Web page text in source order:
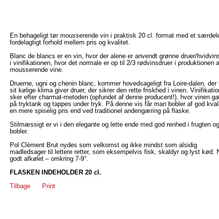
En behageligt tør mousserende vin i praktisk 20 cl. format med et
fordelagtigt forhold mellem pris og kvalitet.
Blanc de blancs er en vin, hvor der alene er anvendt grønne druer/
i vinifikationen, hvor det normale er op til 2/3 rødvinsdruer i produktionen
mousserende vine.
Druerne, ugni og chenin blanc, kommer hovedsageligt fra Loire-dalen, der
sit kølige klima giver druer, der sikrer den rette friskhed i vinen.
sker efter charmat-metoden (opfundet af denne producent!), hvor vinen
på tryktank og tappes under tryk. På denne vis får man bobler af god
en mere spiselig pris end ved traditionel andengæring på flaske.
Stilmæssigt er vi i den elegante og lette ende med god renhed i frugten
bobler.
Pol Clément Brut nydes som velkomst og ikke mindst som alsidig
madledsager til lettere retter, som eksempelvis fisk, skaldyr og lyst kød.
godt afkølet – omkring 7-9°.
FLASKEN INDEHOLDER 20 cl.
Tilbage
Print